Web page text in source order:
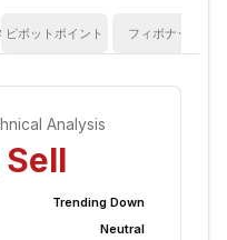
ピボットポイント フィボナッチ
Analysis
Trending Down
Neutral